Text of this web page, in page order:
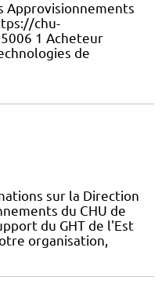
Approvisionnements
chu-
1 Acheteur
de
sur la Direction
du CHU de
du GHT de l'Est
organisation,